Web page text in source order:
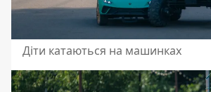
Діти катаються на машинках